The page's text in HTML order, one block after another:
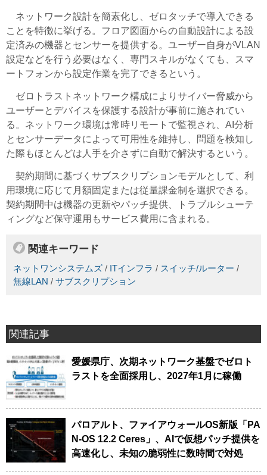
ネットワーク設計を簡素化し、ゼロタッチで導入できる
ことを特徴に挙げる。フロア図面からの自動設計による設
定済みの機器とセンサーを提供する。ユーザー自身がVLAN
設定などを行う必要はなく、専門スキルがなくても、スマ
ートフォンから設定作業を完了できるという。
ゼロトラストネットワーク構成によりサイバー脅威から
ユーザーとデバイスを保護する設計が事前に施されてい
る。ネットワーク環境は常時リモートで監視され、AI分析
とセンサーデータによって可用性を維持し、問題を検知し
た際もほとんどは人手を介さずに自動で解決するという。
契約期間に基づくサブスクリプションモデルとして、利
用環境に応じて月額固定または従量課金制を選択できる。
契約期間中は機器の更新やパッチ提供、トラブルシューテ
ィングなど保守運用もサービス費用に含まれる。
関連キーワード
ネットワンシステムズ / ITインフラ / スイッチ/ルーター /
無線LAN / サブスクリプション
関連記事
愛媛県庁、次期ネットワーク基盤でゼロト
ラストを全面採用し、2027年1月に稼働
パロアルト、ファイアウォールOS新版「PA
N-OS 12.2 Ceres」、AIで仮想パッチ提供を
高速化し、未知の脆弱性に数時間で対処